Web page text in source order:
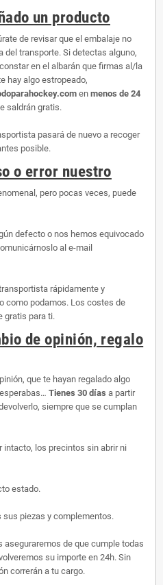
un producto
de revisar que el embalaje no
transporte. Si detectas alguno,
en el albarán que firmas al/la
hay algo estropeado,
en menos de 24
saldrán gratis.
pasará de nuevo a recoger
posible.
o error nuestro
pero pocas veces, puede
defecto o nos hemos equivocado
al e-mail
rápidamente y
como podamos. Los costes de
gratis para ti.
de opinión, regalo
que te hayan regalado algo
Tienes 30 días a partir
siempre que se cumplan
los precintos sin abrir ni
estado.
piezas y complementos.
aseguraremos de que cumple todas
su importe en 24h. Sin
correrán a tu cargo.